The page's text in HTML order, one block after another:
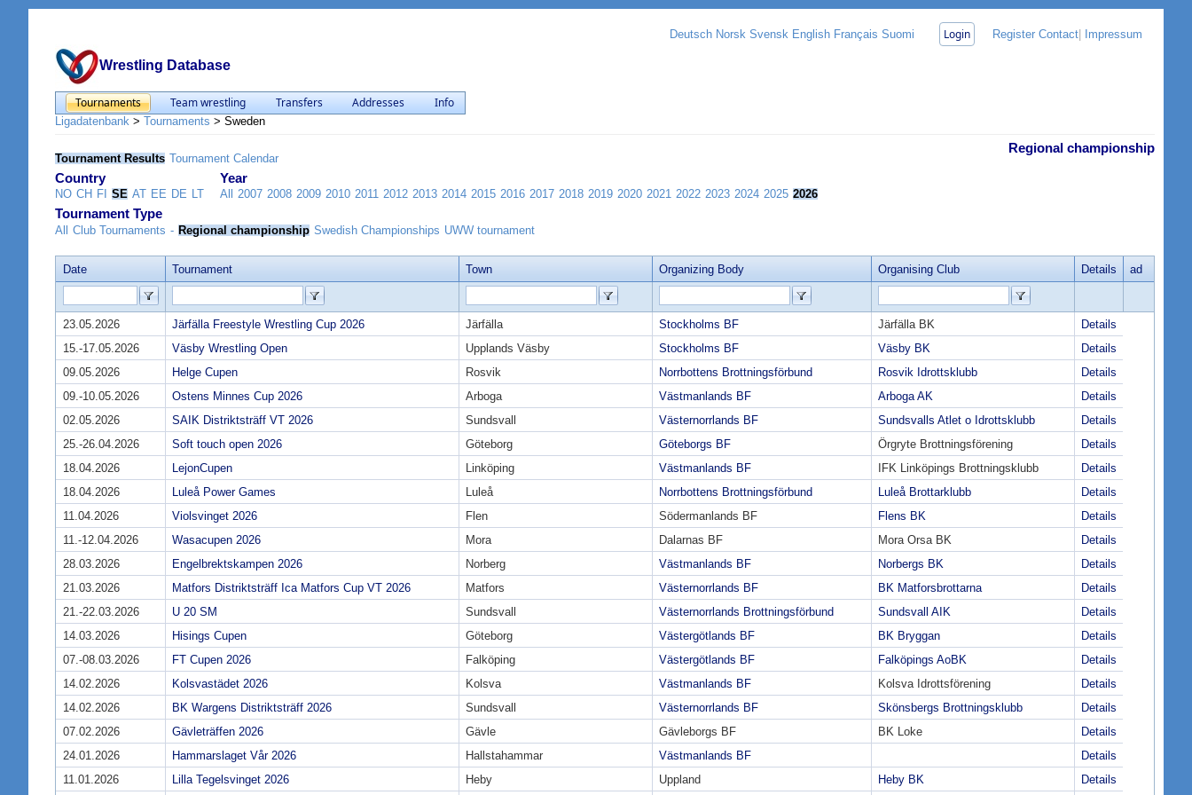
Wrestling Database
Deutsch Norsk Svensk English Français Suomi Login Register Contact Impressum
Tournaments Team wrestling Transfers Addresses Info
Ligadatenbank > Tournaments > Sweden
Tournament Results Tournament Calendar
Regional championship
Country
NO CH FI SE AT EE DE LT
Year
All 2007 2008 2009 2010 2011 2012 2013 2014 2015 2016 2017 2018 2019 2020 2021 2022 2023 2024 2025 2026
Tournament Type
All Club Tournaments - Regional championship Swedish Championships UWW tournament
Date Tournament Town Organizing Body Organising Club Details ad
23.05.2026 Järfälla Freestyle Wrestling Cup 2026 Järfälla Stockholms BF Järfälla BK
Details
15.-17.05.2026
Väsby Wrestling Open Upplands Väsby Stockholms BF Väsby BK
Details
09.05.2026
Helge Cupen Rosvik Norrbottens Brottningsförbund Rosvik Idrottsklubb
Details
09.-10.05.2026
Ostens Minnes Cup 2026 Arboga Västmanlands BF Arboga AK
Details
02.05.2026
SAIK Distriktsträff VT 2026 Sundsvall Västernorrlands BF Sundsvalls Atlet o Idrottsklubb
Details
25.-26.04.2026
Soft touch open 2026 Göteborg Göteborgs BF Örgryte Brottningsförening
Details
18.04.2026
LejonCupen Linköping Västmanlands BF IFK Linköpings Brottningsklubb
Details
18.04.2026
Luleå Power Games Luleå Norrbottens Brottningsförbund Luleå Brottarklubb
Details
11.04.2026
Violsvinget 2026 Flen Södermanlands BF Flens BK
Details
11.-12.04.2026
Wasacupen 2026 Mora Dalarnas BF Mora Orsa BK
Details
28.03.2026
Engelbrektskampen 2026 Norberg Västmanlands BF Norbergs BK
Details
21.03.2026
Matfors Distriktsträff Ica Matfors Cup VT 2026 Matfors Västernorrlands BF BK Matforsbrottarna
Details
21.-22.03.2026
U 20 SM Sundsvall Västernorrlands Brottningsförbund Sundsvall AIK
Details
14.03.2026
Hisings Cupen Göteborg Västergötlands BF BK Bryggan
Details
07.-08.03.2026
FT Cupen 2026 Falköping Västergötlands BF Falköpings AoBK
Details
14.02.2026
Kolsvastädet 2026 Kolsva Västmanlands BF Kolsva Idrottsförening
Details
14.02.2026
BK Wargens Distriktsträff 2026 Sundsvall Västernorrlands BF Skönsbergs Brottningsklubb
Details
07.02.2026
Gävleträffen 2026 Gävle Gävleborgs BF BK Loke
Details
24.01.2026
Hammarslaget Vår 2026 Hallstahammar Västmanlands BF
Details
11.01.2026
Lilla Tegelsvinget 2026 Heby Uppland Heby BK Details